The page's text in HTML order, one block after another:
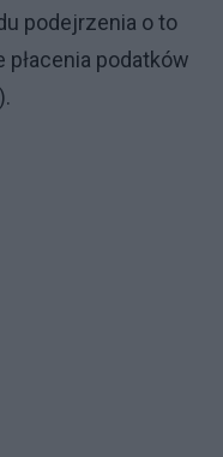
podejrzenia o to
podatków
).